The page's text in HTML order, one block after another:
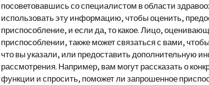
посоветовавшись со специалистом в области
использовать эту информацию, чтобы оценить,
приспособление, и если да, то какое. Лицо,
приспособлении, также может связаться с вами,
что вы указали, или предоставить дополнительную
рассмотрения. Например, вам могут рассказать о
функции и спросить, поможет ли запрошенное